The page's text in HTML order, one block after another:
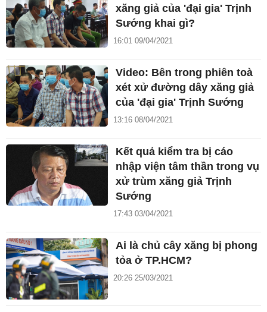
xăng giả của 'đại gia' Trịnh
Sướng khai gì?
16:01 09/04/2021
Video: Bên trong phiên toà
xét xử đường dây xăng giả
của 'đại gia' Trịnh Sướng
13:16 08/04/2021
Kết quả kiểm tra bị cáo
nhập viện tâm thần trong vụ
xử trùm xăng giả Trịnh
Sướng
17:43 03/04/2021
Ai là chủ cây xăng bị phong
tỏa ở TP.HCM?
20:26 25/03/2021